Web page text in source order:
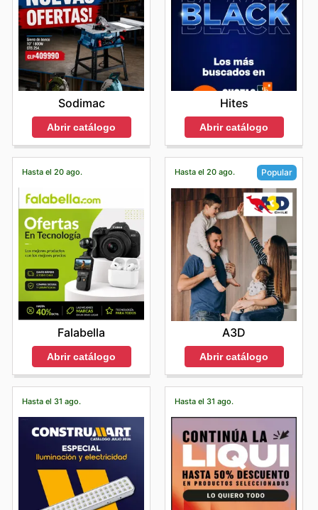
Sodimac
Abrir catálogo
Hites
Abrir catálogo
Hasta el 20 ago.
Falabella
Abrir catálogo
Hasta el 20 ago. Popular
A3D
Abrir catálogo
Hasta el 31 ago. Hasta el 31 ago.